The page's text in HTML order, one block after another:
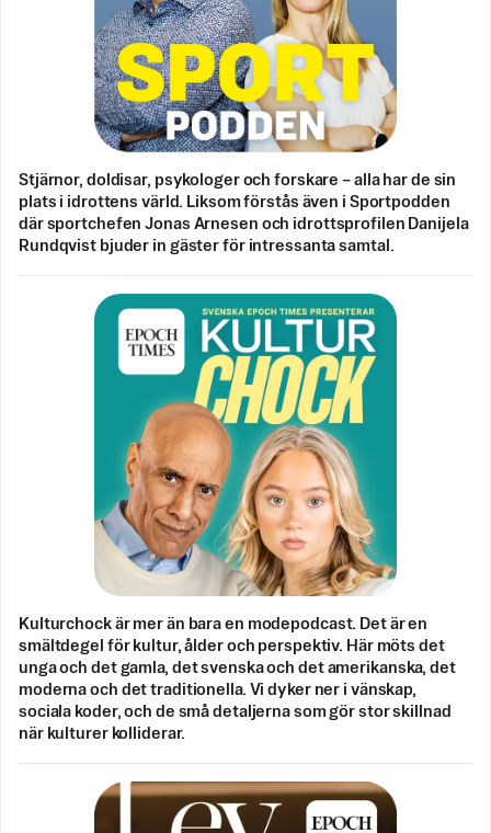
Stjärnor, doldisar, psykologer och forskare – alla har de sin
plats i idrottens värld. Liksom förstås även i Sportpodden
där sportchefen Jonas Arnesen och idrottsprofilen Danijela
Rundqvist bjuder in gäster för intressanta samtal.
Kulturchock är mer än bara en modepodcast. Det är en
smältdegel för kultur, ålder och perspektiv. Här möts det
unga och det gamla, det svenska och det amerikanska, det
moderna och det traditionella. Vi dyker ner i vänskap,
sociala koder, och de små detaljerna som gör stor skillnad
när kulturer kolliderar.